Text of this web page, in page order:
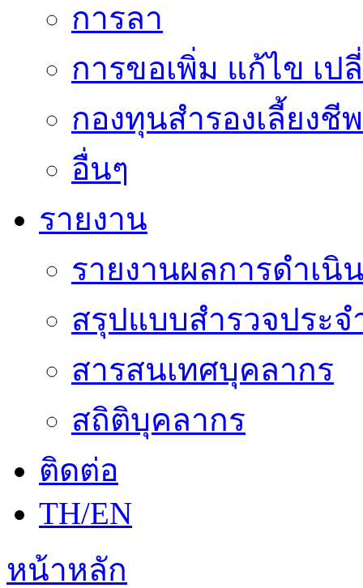
การลา
การขอเพิ่ม แก้ไข เ
กองทุนสำรองเลี้ยงชีพ
อื่นๆ
รายงาน
รายงานผลการดำเนิ
สรุปแบบสำรวจประจ
สารสนเทศบุคลากร
สถิติบุคลากร
ติดต่อ
TH/EN
หน้าหลัก